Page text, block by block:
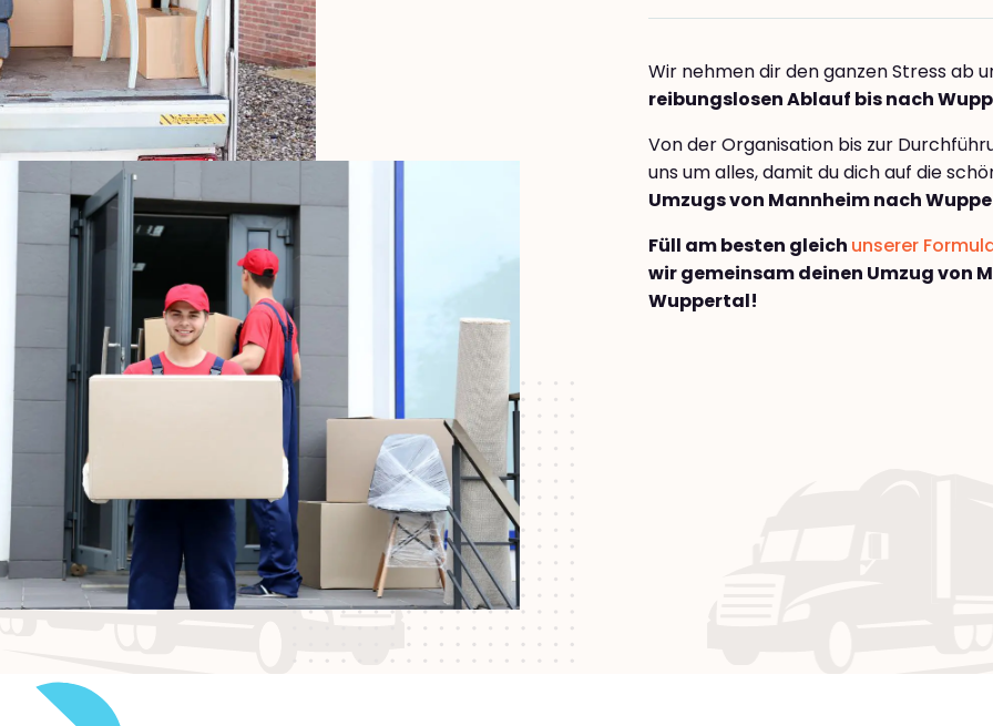
Wir nehmen dir den ganzen Stress ab
reibungslosen Ablauf bis nach
Von der Organisation bis zur
uns um alles, damit du dich auf die
Umzugs von Mannheim nach
Füll am besten gleich unserer
wir gemeinsam deinen Umzug von
Wuppertal!